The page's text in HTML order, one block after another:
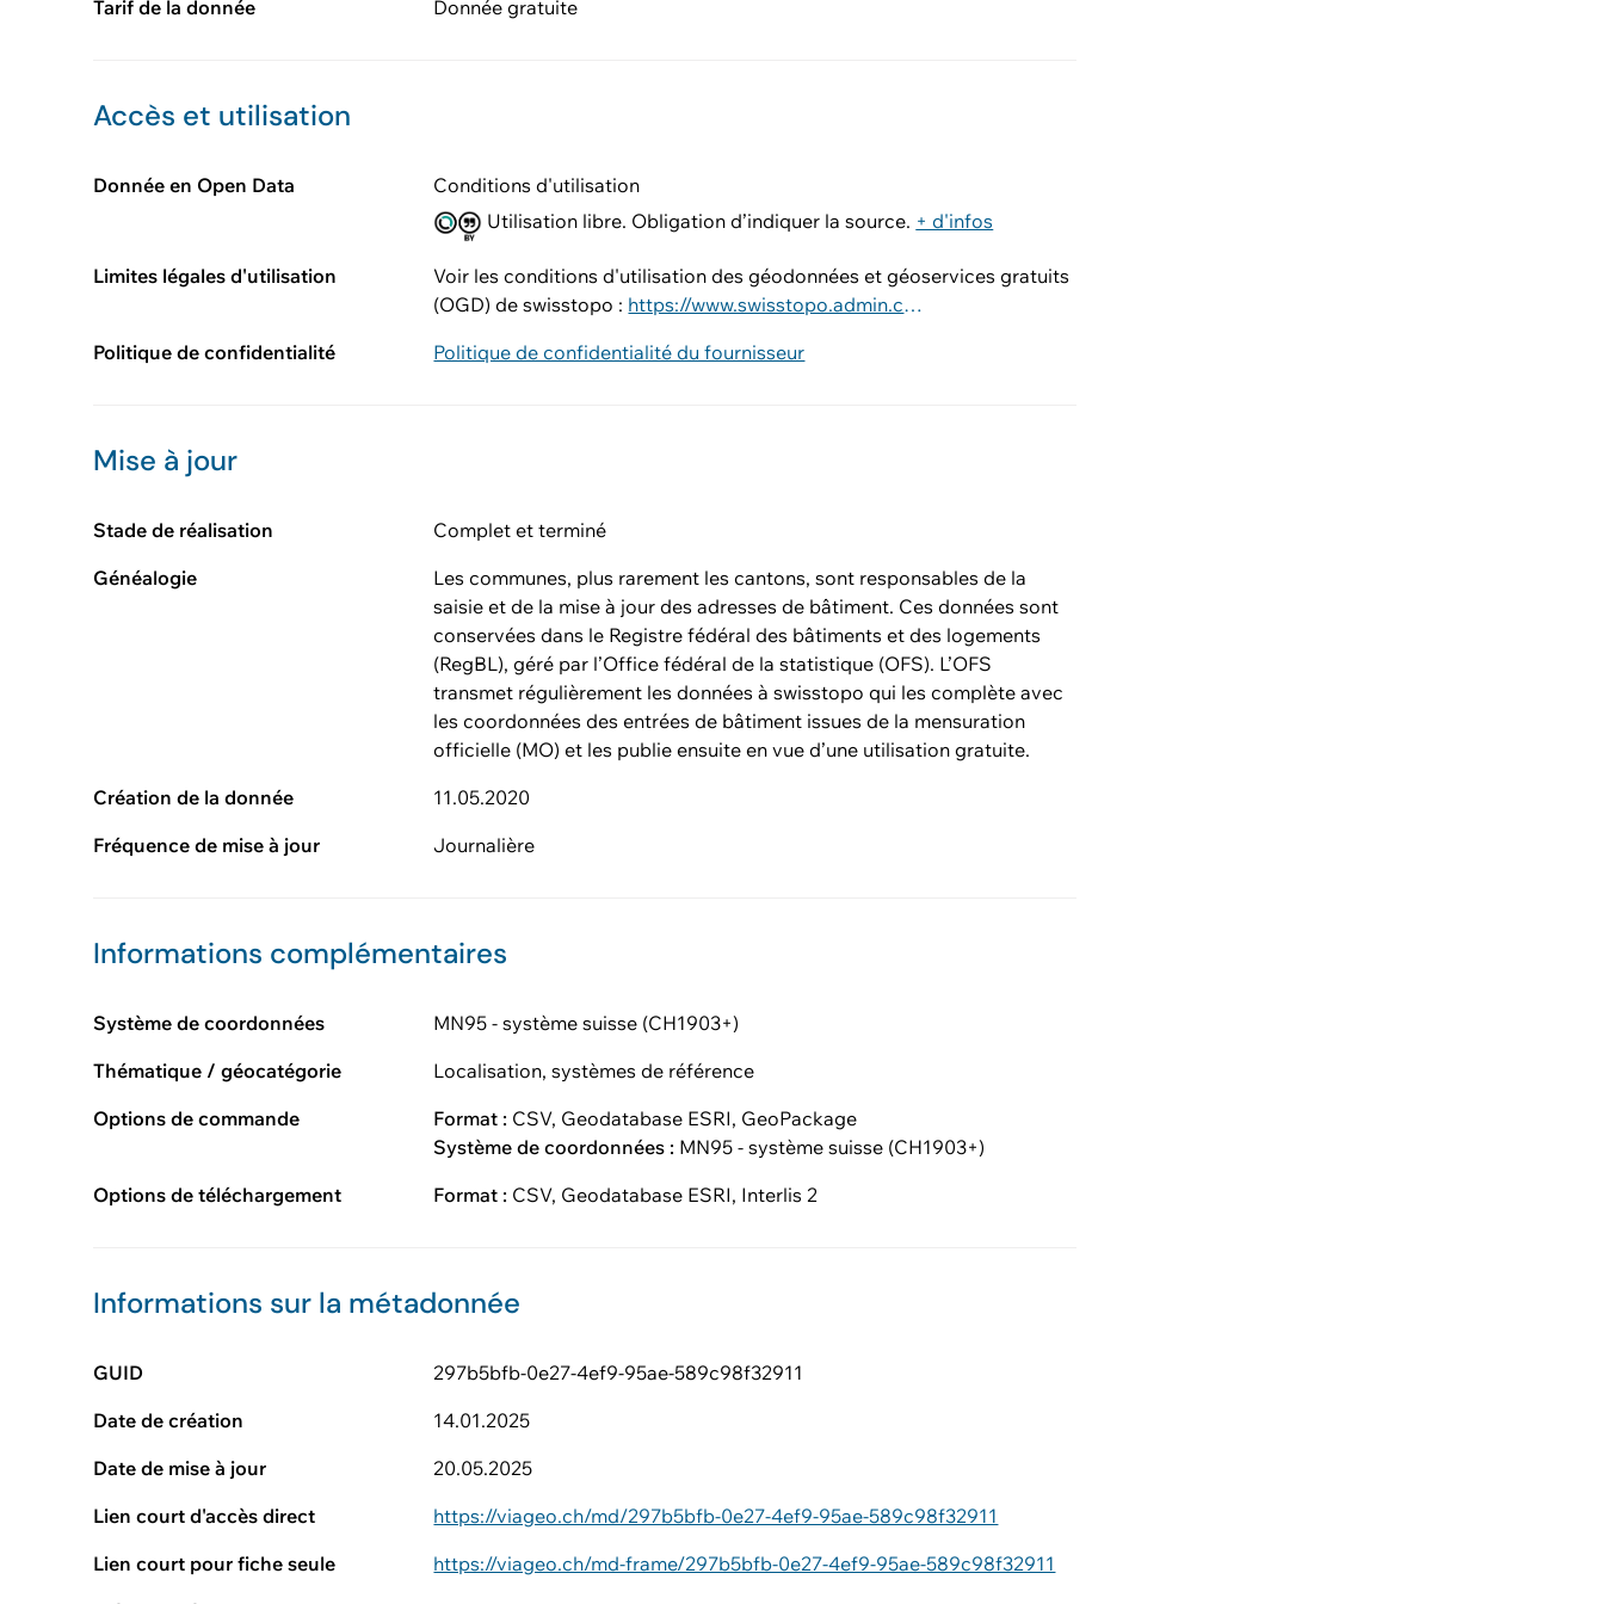
Tarif de la donnée Donnée gratuite
Accès et utilisation
Donnée en Open Data
Conditions d'utilisation
Utilisation libre. Obligation d’indiquer la source. + d'infos
Limites légales d'utilisation
Voir les conditions d'utilisation des géodonnées et géoservices gratuits
(OGD) de swisstopo :
https://www.swisstopo.admin.ch/fr/conditions-utilisation-geodonnees-et-geoservices-gratuit
Politique de confidentialité
Politique de confidentialité du fournisseur
Mise à jour
Stade de réalisation
Complet et terminé
Généalogie
Les communes, plus rarement les cantons, sont responsables de la
saisie et de la mise à jour des adresses de bâtiment. Ces données sont
conservées dans le Registre fédéral des bâtiments et des logements
(RegBL), géré par l’Office fédéral de la statistique (OFS). L’OFS
transmet régulièrement les données à swisstopo qui les complète avec
les coordonnées des entrées de bâtiment issues de la mensuration
officielle (MO) et les publie ensuite en vue d’une utilisation gratuite.
Création de la donnée
11.05.2020
Fréquence de mise à jour
Journalière
Informations complémentaires
Système de coordonnées
MN95 - système suisse (CH1903+)
Thématique / géocatégorie
Localisation, systèmes de référence
Options de commande
Format : CSV, Geodatabase ESRI, GeoPackage
Système de coordonnées : MN95 - système suisse (CH1903+)
Options de téléchargement
Format : CSV, Geodatabase ESRI, Interlis 2
Informations sur la métadonnée
GUID
297b5bfb-0e27-4ef9-95ae-589c98f32911
Date de création
14.01.2025
Date de mise à jour
20.05.2025
Lien court d'accès direct
https://viageo.ch/md/297b5bfb-0e27-4ef9-95ae-589c98f32911
Lien court pour fiche seule
https://viageo.ch/md-frame/297b5bfb-0e27-4ef9-95ae-589c98f32911